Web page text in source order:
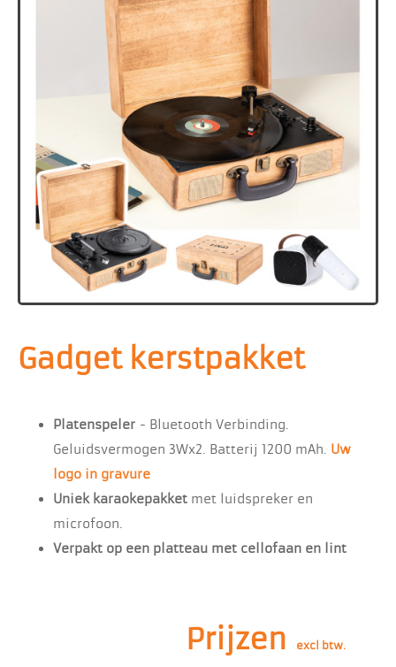
Gadget kerstpakket
Platenspeler - Bluetooth Verbinding.
Geluidsvermogen 3Wx2. Batterij 1200 mAh. Uw
logo in gravure
Uniek karaokepakket met luidspreker en
microfoon.
Verpakt op een platteau met cellofaan en lint
Prijzen excl btw.